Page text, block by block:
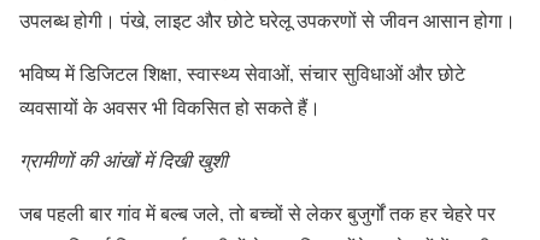
उपलब्ध होगी। पंखे, लाइट और छोटे घरेलू उपकरणों से जीवन आसान होगा।
भविष्य में डिजिटल शिक्षा, स्वास्थ्य सेवाओं, संचार सुविधाओं और छोटे
व्यवसायों के अवसर भी विकसित हो सकते हैं।
ग्रामीणों की आंखों में दिखी खुशी
जब पहली बार गांव में बल्ब जले, तो बच्चों से लेकर बुजुर्गों तक हर चेहरे पर